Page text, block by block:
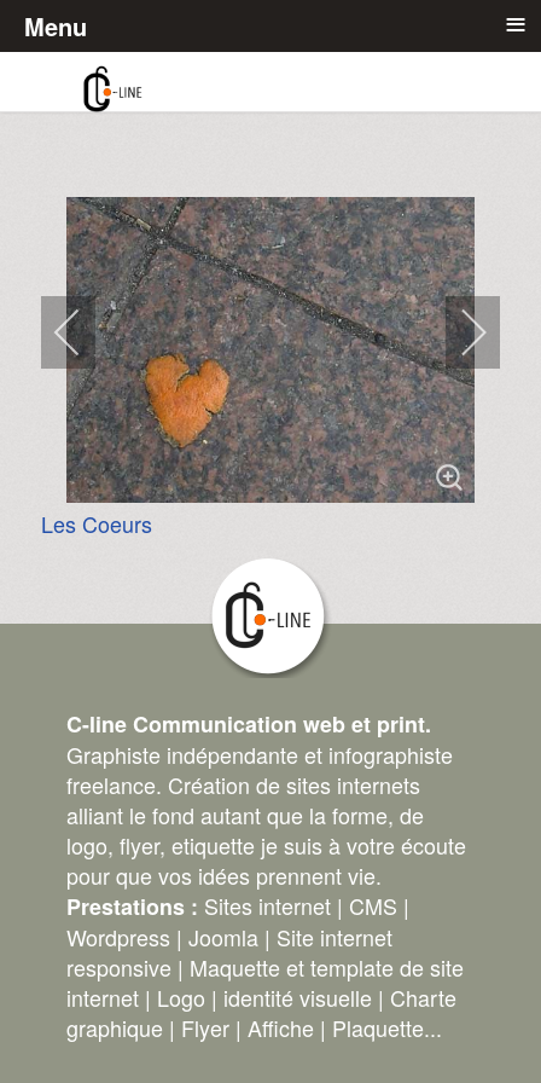
Les Coeurs
C-line Communication web et print.
Graphiste indépendante et infographiste
freelance. Création de sites internets
alliant le fond autant que la forme, de
logo, flyer, etiquette je suis à votre écoute
pour que vos idées prennent vie.
Prestations : Sites internet | CMS |
Wordpress | Joomla | Site internet
responsive | Maquette et template de site
internet | Logo | identité visuelle | Charte
graphique | Flyer | Affiche | Plaquette...
Menu ≡